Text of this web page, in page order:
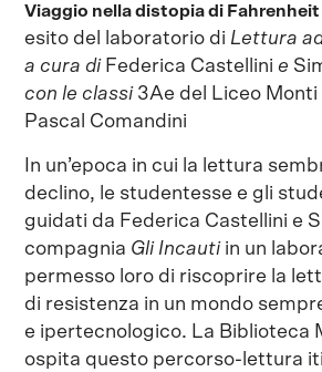
Viaggio nella distopia di Fahrenheit
esito del laboratorio di Lettura
a cura di Federica Castellinie
con le classi 3Ae del Liceo Monti
Pascal Comandini
In un’epoca in cui la lettura
declino, le studentesse e gli
guidati da Federica Castellini e
compagnia Gli Incauti in un
permesso loro di riscoprire la
di resistenza in un mondo
e ipertecnologico. La Biblioteca
ospita questo percorso-lettura